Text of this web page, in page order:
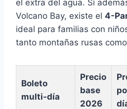
el extra del agua. Si
Volcano Bay, existe el 4-
ideal para familias con
tanto montañas rusas
Boleto
multi-día
Precio
base
2026